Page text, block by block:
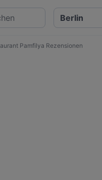
Pamfilya Rezensionen